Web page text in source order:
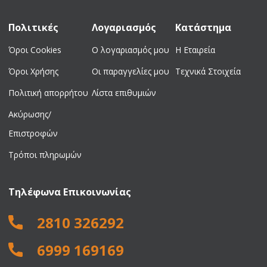
Πολιτικές
Όροι Cookies
Όροι Χρήσης
Πολιτική απορρήτου
Ακύρωσης/
Επιστροφών
Τρόποι πληρωμών
Λογαριασμός
Ο λογαριασμός μου
Οι παραγγελίες μου
Λίστα επιθυμιών
Κατάστημα
Η Εταιρεία
Τεχνικά Στοιχεία
Τηλέφωνα Επικοινωνίας
2810 326292
6999 169169